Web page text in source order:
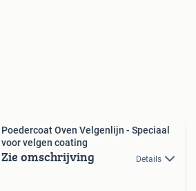
Poedercoat Oven Velgenlijn - Speciaal
voor velgen coating
Zie omschrijving Details